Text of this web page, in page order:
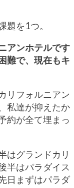
題を1つ。
アンホテルです
難で、現在もキ
リフォルニアン
私達が抑えたか
約が全て埋まっ
はグランドカリ
半はパラダイス
日まずはパラダ